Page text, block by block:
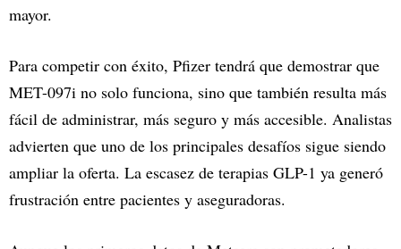
mayor.
Para competir con éxito, Pfizer tendrá que demostrar que
MET-097i no solo funciona, sino que también resulta más
fácil de administrar, más seguro y más accesible. Analistas
advierten que uno de los principales desafíos sigue siendo
ampliar la oferta. La escasez de terapias GLP-1 ya generó
frustración entre pacientes y aseguradoras.